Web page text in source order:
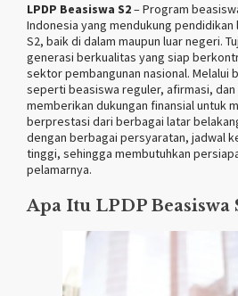
LPDP Beasiswa S2– Program
Indonesia yang mendukung pendidikan
S2, baik di dalam maupun luar negeri.
generasi berkualitas yang siap
sektor pembangunan nasional. Melalui
seperti beasiswa reguler, afirmasi, dan
memberikan dukungan finansial untuk
berprestasi dari berbagai latar
dengan berbagai persyaratan, jadwal
tinggi, sehingga membutuhkan
pelamarnya.
Apa Itu LPDP Beasiswa